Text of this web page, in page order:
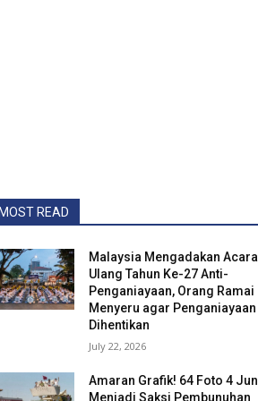
READ
Malaysia Mengadakan Acara
Ulang Tahun Ke-27 Anti-
Penganiayaan, Orang Ramai
Menyeru agar Penganiayaan
Dihentikan
July 22, 2026
Amaran Grafik! 64 Foto 4 Jun
Menjadi Saksi Pembunuhan